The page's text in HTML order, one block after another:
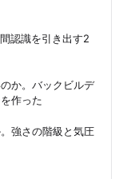
認識を引き出す2
か。バックビルデ
作った
強さの階級と気圧